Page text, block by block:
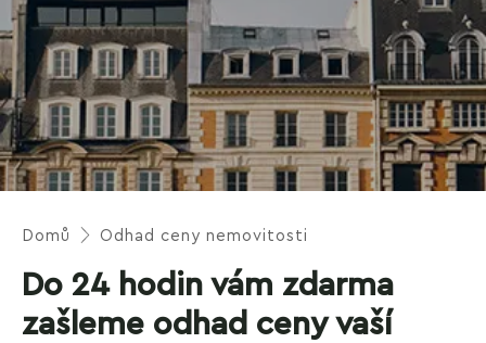
Domů Odhad ceny nemovitosti
Do 24 hodin vám zdarma
zašleme odhad ceny vaší